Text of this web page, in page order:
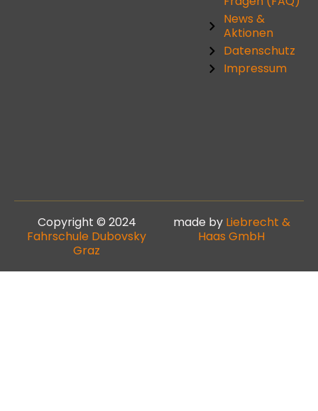
News &
Aktionen
Datenschutz
Impressum
Copyright © 2024
Fahrschule Dubovsky
Graz
made by Liebrecht &
Haas GmbH